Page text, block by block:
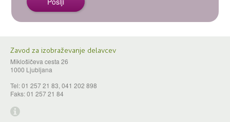
Zavod za izobraževanje delavcev
Miklošičeva cesta 26
1000 Ljubljana
Tel: 01 257 21 83, 041 202 898
Faks: 01 257 21 84